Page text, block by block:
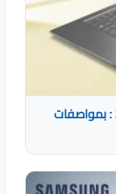
أفضل أجهزة اللاب توب من Acer لعام 2026 : بمواصفات